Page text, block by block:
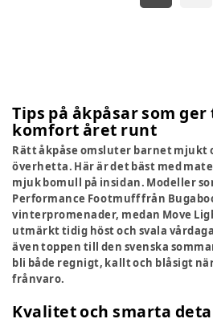
Tips på åkpåsar som
komfort året runt
Rätt åkpåse omsluter barnet mjukt
överhetta. Här är det bäst med
mjuk bomull på insidan. Modeller
Performance Footmuff från
vinterpromenader, medan Move
utmärkt tidig höst och svala
även toppen till den svenska
bli både regnigt, kallt och blåsigt
frånvaro.
Kvalitet och smarta